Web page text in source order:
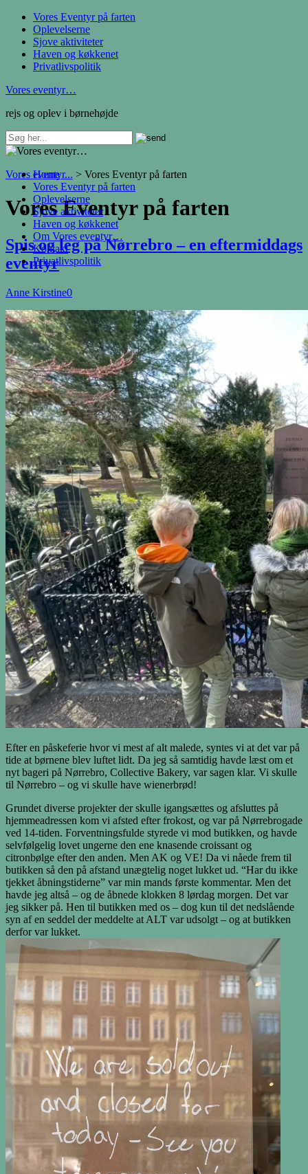
Vores Eventyr på farten
Oplevelserne
Sjove aktiviteter
Haven og køkkenet
Privatlivspolitik
Vores eventyr…
rejs og oplev i børnehøjde
Home
Vores Eventyr på farten
Oplevelserne
Sjove aktiviteter
Haven og køkkenet
Om Vores eventyr…
Kontakt
Privatlivspolitik
Vores eventyr... > Vores Eventyr på farten
Vores Eventyr på farten
Spis og leg på Nørrebro – en eftermiddags
eventyr
Anne Kirstine0
Efter en påskeferie hvor vi mest af alt malede, syntes vi at det var på
tide at børnene blev luftet lidt. Da jeg så samtidig havde læst om et
nyt bageri på Nørrebro, Collective Bakery, var sagen klar. Vi skulle
til Nørrebro – og vi skulle have wienerbrød!
Grundet diverse projekter der skulle igangsættes og afsluttes på
hjemmeadressen kom vi afsted efter frokost, og var på Nørrebrogade
ved 14-tiden. Forventningsfulde styrede vi mod butikken, og havde
selvfølgelig lovet ungerne den ene knasende croissant og
citronbølge efter den anden. Men AK og VE! Da vi nåede frem til
butikken så den på afstand unægtelig noget lukket ud. “Har du ikke
tjekket åbningstiderne” var min mands første kommentar. Men det
havde jeg altså – og de åbnede klokken 8 lørdag morgen. Det var
jeg sikker på. Hen til butikken med os – dog kun til det nedslående
syn af en seddel der meddelte at ALT var udsolgt – og at butikken
derfor var lukket.